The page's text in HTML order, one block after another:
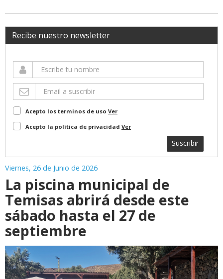
Recibe nuestro newsletter
Acepto los terminos de uso Ver
Acepto la política de privacidad Ver
Suscribir
Viernes, 26 de Junio de 2026
La piscina municipal de
Temisas abrirá desde este
sábado hasta el 27 de
septiembre